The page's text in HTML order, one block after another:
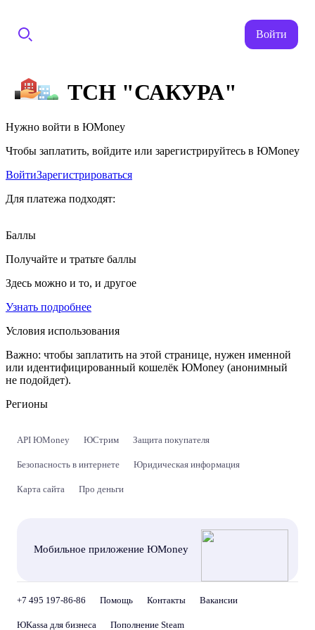
Войти
ТСН "САКУРА"
Нужно войти в ЮMoney
Чтобы заплатить, войдите или зарегистрируйтесь в ЮMoney
ВойтиЗарегистрироваться
Для платежа подходят:
Баллы
Получайте и тратьте баллы
Здесь можно и то, и другое
Узнать подробнее
Условия использования
Важно: чтобы заплатить на этой странице, нужен именной
или идентифицированный кошелёк ЮMoney (анонимный
не подойдет).
Регионы
API ЮMoney ЮСтрим Защита покупателя
Безопасность в интернете Юридическая информация
Карта сайта Про деньги
Мобильное приложение ЮMoney
+7 495 197-86-86 Помощь Контакты Вакансии
ЮKassa для бизнеса Пополнение Steam